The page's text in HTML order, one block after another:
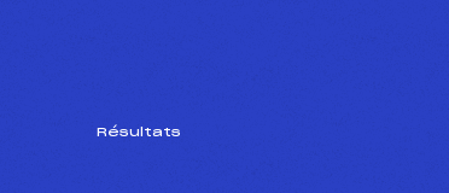
Résultats